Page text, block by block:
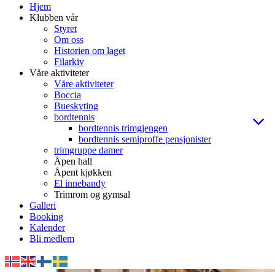
Hjem
Klubben vår
Styret
Om oss
Historien om laget
Filarkiv
Våre aktiviteter
Våre aktiviteter
Boccia
Bueskyting
bordtennis
bordtennis trimgjengen
bordtennis semiproffe pensjonister
trimgruppe damer
Åpen hall
Åpent kjøkken
El innebandy
Trimrom og gymsal
Galleri
Booking
Kalender
Bli medlem